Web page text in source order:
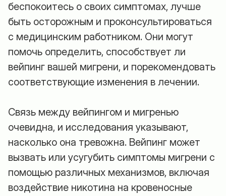
беспокоитесь о своих симптомах, лучше
быть осторожным и проконсультироваться
с медицинским работником. Они могут
помочь определить, способствует ли
вейпинг вашей мигрени, и порекомендовать
соответствующие изменения в лечении.
Связь между вейпингом и мигренью
очевидна, и исследования указывают,
насколько она тревожна. Вейпинг может
вызвать или усугубить симптомы мигрени с
помощью различных механизмов, включая
воздействие никотина на кровеносные